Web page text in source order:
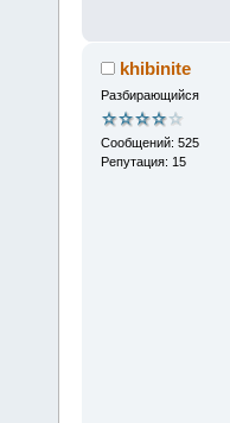
khibinite
Разбирающийся
Сообщений: 525
Репутация: 15